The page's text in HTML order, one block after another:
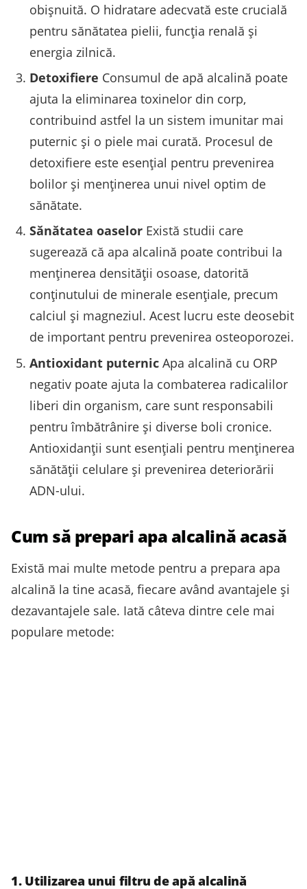
obișnuită. O hidratare adecvată este crucială
pentru sănătatea pielii, funcția renală și
energia zilnică.
Detoxifiere Consumul de apă alcalină poate
ajuta la eliminarea toxinelor din corp,
contribuind astfel la un sistem imunitar mai
puternic și o piele mai curată. Procesul de
detoxifiere este esențial pentru prevenirea
bolilor și menținerea unui nivel optim de
sănătate.
Sănătatea oaselor Există studii care
sugerează că apa alcalină poate contribui la
menținerea densității osoase, datorită
conținutului de minerale esențiale, precum
calciul și magneziul. Acest lucru este deosebit
de important pentru prevenirea osteoporozei.
Antioxidant puternic Apa alcalină cu ORP
negativ poate ajuta la combaterea radicalilor
liberi din organism, care sunt responsabili
pentru îmbătrânire și diverse boli cronice.
Antioxidanții sunt esențiali pentru menținerea
sănătății celulare și prevenirea deteriorării
ADN-ului.
Cum să prepari apa alcalină acasă
Există mai multe metode pentru a prepara apa
alcalină la tine acasă, fiecare având avantajele și
dezavantajele sale. Iată câteva dintre cele mai
populare metode:
1. Utilizarea unui filtru de apă alcalină